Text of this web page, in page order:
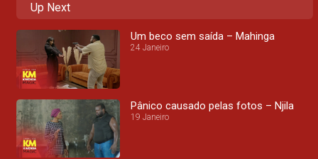
Up Next
Um beco sem saída – Mahinga
24 Janeiro
Pânico causado pelas fotos – Njila
19 Janeiro